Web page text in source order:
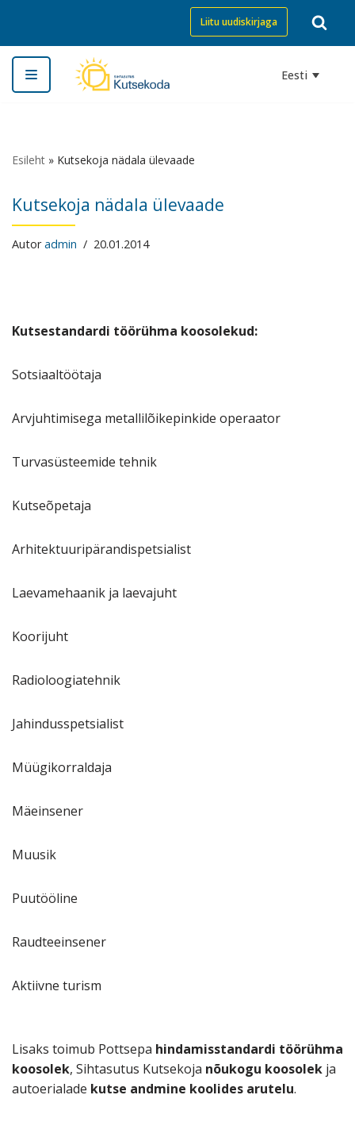
Skip
to
content
Liitu uudiskirjaga
Eesti
Esileht » Kutsekoja nädala ülevaade
Kutsekoja nädala ülevaade
Autoradmin 20.01.2014
Kutsestandardi töörühma koosolekud:
Sotsiaaltöötaja
Arvjuhtimisega metallilõikepinkide operaator
Turvasüsteemide tehnik
Kutseõpetaja
Arhitektuuripärandispetsialist
Laevamehaanik ja laevajuht
Koorijuht
Radioloogiatehnik
Jahindusspetsialist
Müügikorraldaja
Mäeinsener
Muusik
Puutööline
Raudteeinsener
Aktiivne turism
Lisaks toimub Pottsepa hindamisstandardi töörühma
koosolek, Sihtasutus Kutsekoja nõukogu koosolek ja
autoerialade kutse andmine koolides arutelu.